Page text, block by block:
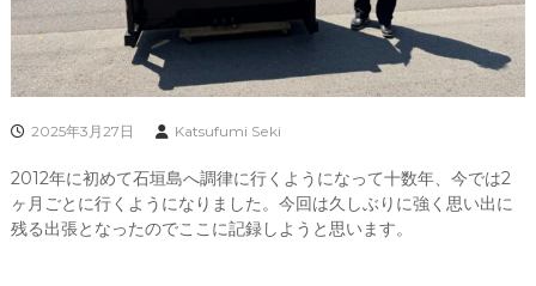
2025年3月27日 Katsufumi Seki
2012年に初めて石垣島へ調律に行くようになって十数年、今では2
ヶ月ごとに行くようになりました。今回は久しぶりに強く思い出に
残る出張となったのでここに記録しようと思います。